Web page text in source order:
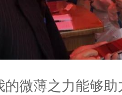
的微薄之力能够